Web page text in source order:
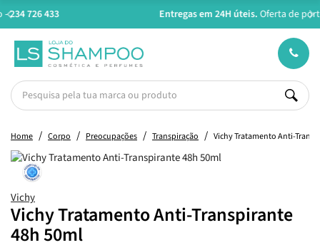
Entregas em 24H úteis. Oferta de portes a partir de €45*
Home Corpo Preocupações Transpiração Vichy Tratamento Anti-
Vichy
Vichy Tratamento Anti-Transpirante
48h 50ml